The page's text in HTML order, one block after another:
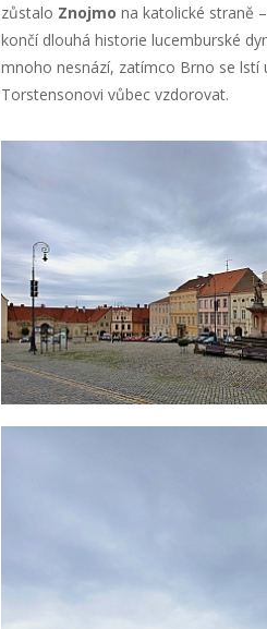
zůstalo Znojmo na katolické straně
končí dlouhá historie lucemburské
mnoho nesnází, zatímco Brno se
Torstensonovi vůbec vzdorovat.